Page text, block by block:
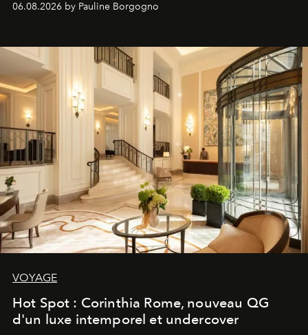
06.08.2026 by Pauline Borgogno
VOYAGE
Hot Spot : Corinthia Rome, nouveau QG
d'un luxe intemporel et undercover